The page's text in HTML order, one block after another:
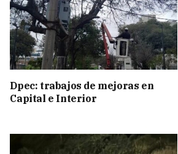
Dpec: trabajos de mejoras en
Capital e Interior